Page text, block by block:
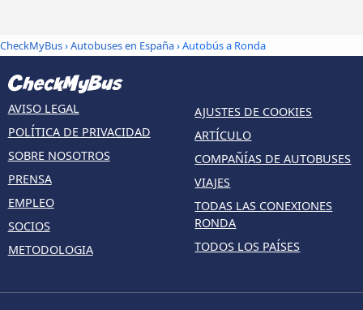
CheckMyBus›Autobuses en España› Autobús a Ronda
AVISO LEGAL
POLÍTICA DE PRIVACIDAD
SOBRE NOSOTROS
PRENSA
EMPLEO
SOCIOS
METODOLOGIA
AJUSTES DE COOKIES
ARTÍCULO
COMPAÑÍAS DE AUTOBUSES
VIAJES
TODAS LAS CONEXIONES
RONDA
TODOS LOS PAÍSES